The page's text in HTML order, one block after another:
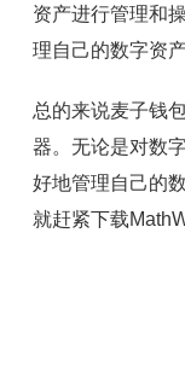
资产进行管理和
理自己的数字资
总的来说麦子钱
器。无论是对数
好地管理自己的
就赶紧下载